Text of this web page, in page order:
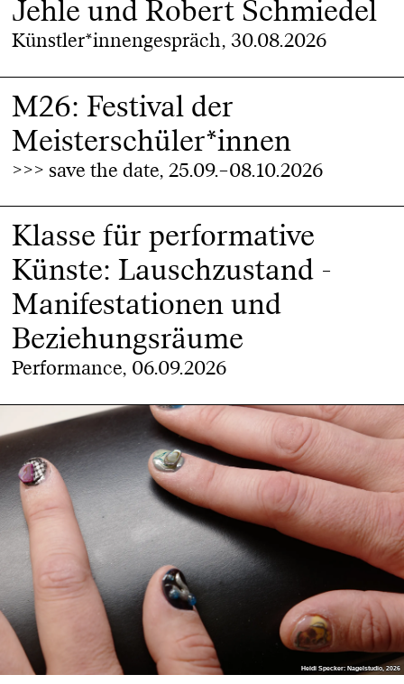
Jehle und Robert Schmiedel
Künstler*innengespräch, 30.08.2026
M26: Festival der
Meisterschüler*innen
>>> save the date, 25.09.–08.10.2026
Klasse für performative
Künste: Lauschzustand -
Manifestationen und
Beziehungsräume
Performance, 06.09.2026
Heidi Specker: Nagelstudio, 2026
Heidi Specker: Nagelstudio, 2026